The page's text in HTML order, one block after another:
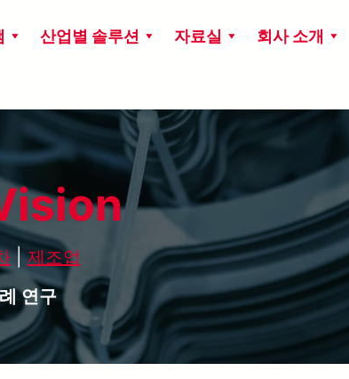
산업별 솔루션 자료실 회사 소개
|제조업
연구